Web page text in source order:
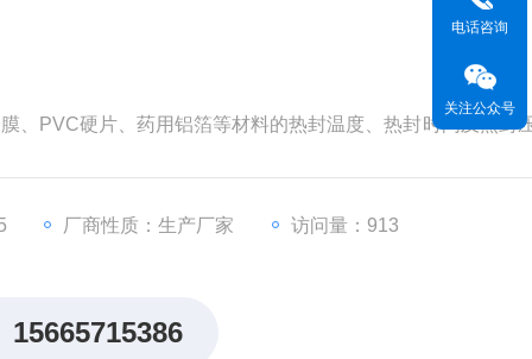
、PVC硬片、药用铝箔等材料的热封温度、热封时间及热封
家、质检中心、包装生产企业实验室
厂商性质：生产厂家 访问量：913
15665715386
电话咨询
关注公众号